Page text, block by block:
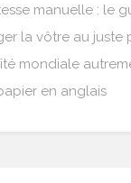
manuelle : le
la vôtre au juste
mondiale
en anglais